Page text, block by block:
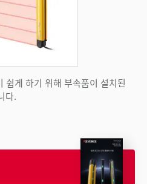
쉽게 하기 위해 부속품이 설치된
다.